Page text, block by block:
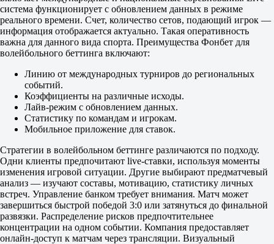
Сегодня в 14:15
2.00
1.73
Фора
1
+1.5
-1.5
1.83
Тотал
96.5
1.87
1.83
Варяги-про
-
Тайфун-про
Сегодня в 14:55
1.70
2.02
система функционирует с обновлением данных в режиме
реального времени. Счет, количество сетов, подающий игрок —
информация отображается актуально. Такая оперативность
важна для данного вида спорта. Преимущества Фонбет для
волейбольного беттинга включают:
Линию от международных турниров до региональных
событий.
Коэффициенты на различные исходы.
Лайв-режим с обновлением данных.
Статистику по командам и игрокам.
Мобильное приложение для ставок.
Стратегии в волейбольном беттинге различаются по подходу.
Одни клиенты предпочитают live-ставки, используя моменты
изменения игровой ситуации. Другие выбирают предматчевый
анализ — изучают составы, мотивацию, статистику личных
встреч. Управление банком требует внимания. Матч может
завершиться быстрой победой 3:0 или затянуться до финальной
развязки. Распределение рисков предпочтительнее
концентрации на одном событии. Компания предоставляет
онлайн-доступ к матчам через трансляции. Визуальный